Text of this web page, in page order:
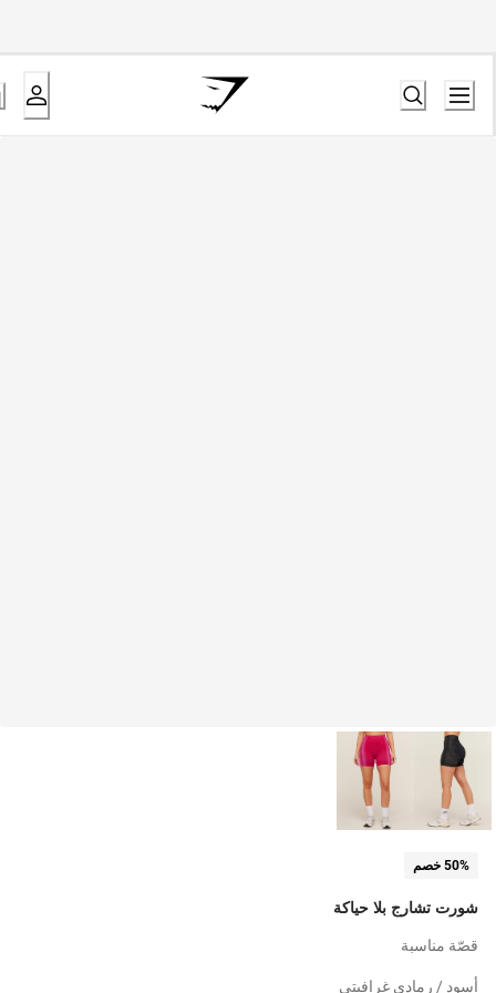
50% خصم
شورت تشارج بلا حياكة
قصّة مناسبة
أسود / رمادي غرافيتي